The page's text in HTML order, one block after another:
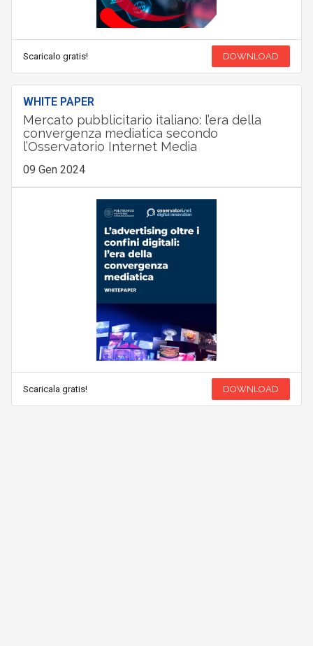
Scaricalo gratis! DOWNLOAD
WHITE PAPER
Mercato pubblicitario italiano: l’era della
convergenza mediatica secondo
l’Osservatorio Internet Media
09 Gen 2024
Scaricala gratis! DOWNLOAD